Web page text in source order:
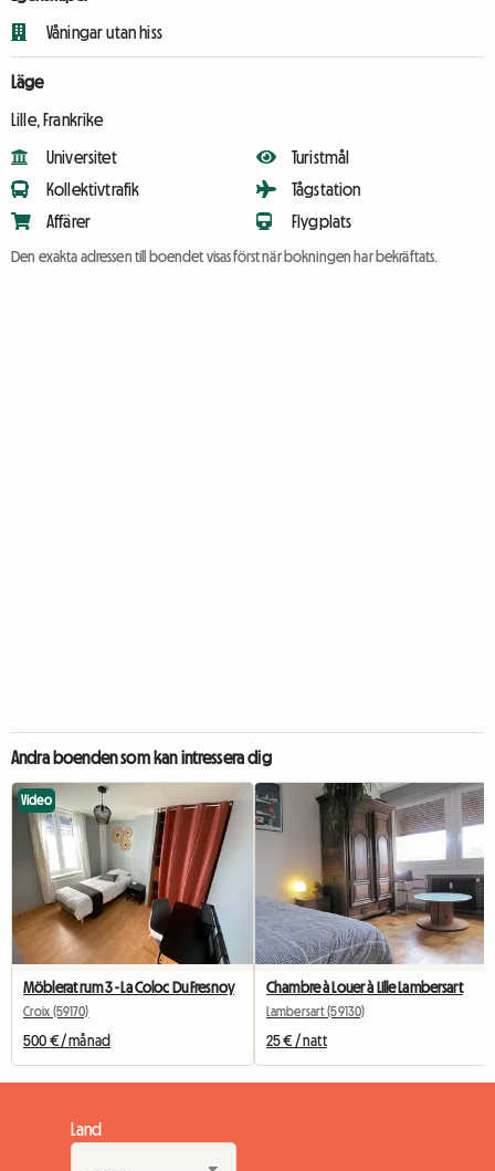
Våningar utan hiss
Läge
Lille, Frankrike
Universitet
Kollektivtrafik
Affärer
Turistmål
Tågstation
Flygplats
Den exakta adressen till boendet visas först när bokningen har bekräftats.
Andra boenden som kan intressera dig
Video
Möblerat rum 3 - La Coloc Du Fresnoy
Croix (59170)
500 € / månad
Chambre à Louer à Lille Lambersart
Lambersart (59130)
25 € / natt
Land